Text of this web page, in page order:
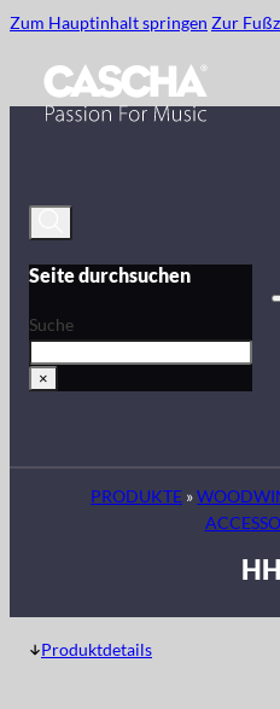
Zum Hauptinhalt springen Zur
Seite durchsuchen
Suche
×
PRODUKTE »
Produktdetails